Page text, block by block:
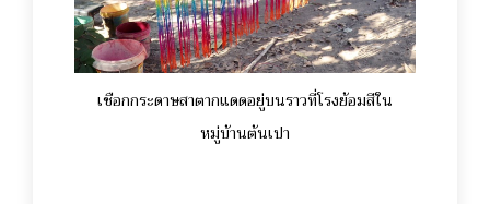
เชือกกระดาษสาตากแดดอยู่บนราวที่โรงย้อมสีใน
หมู่บ้านต้นเปา